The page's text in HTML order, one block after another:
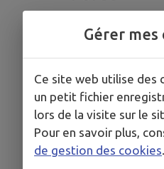
Cimetière
Gérer mes
Ce site web utilise des
un petit fichier
lors de la visite sur le
Pour en savoir plus,
de gestion des cookies.